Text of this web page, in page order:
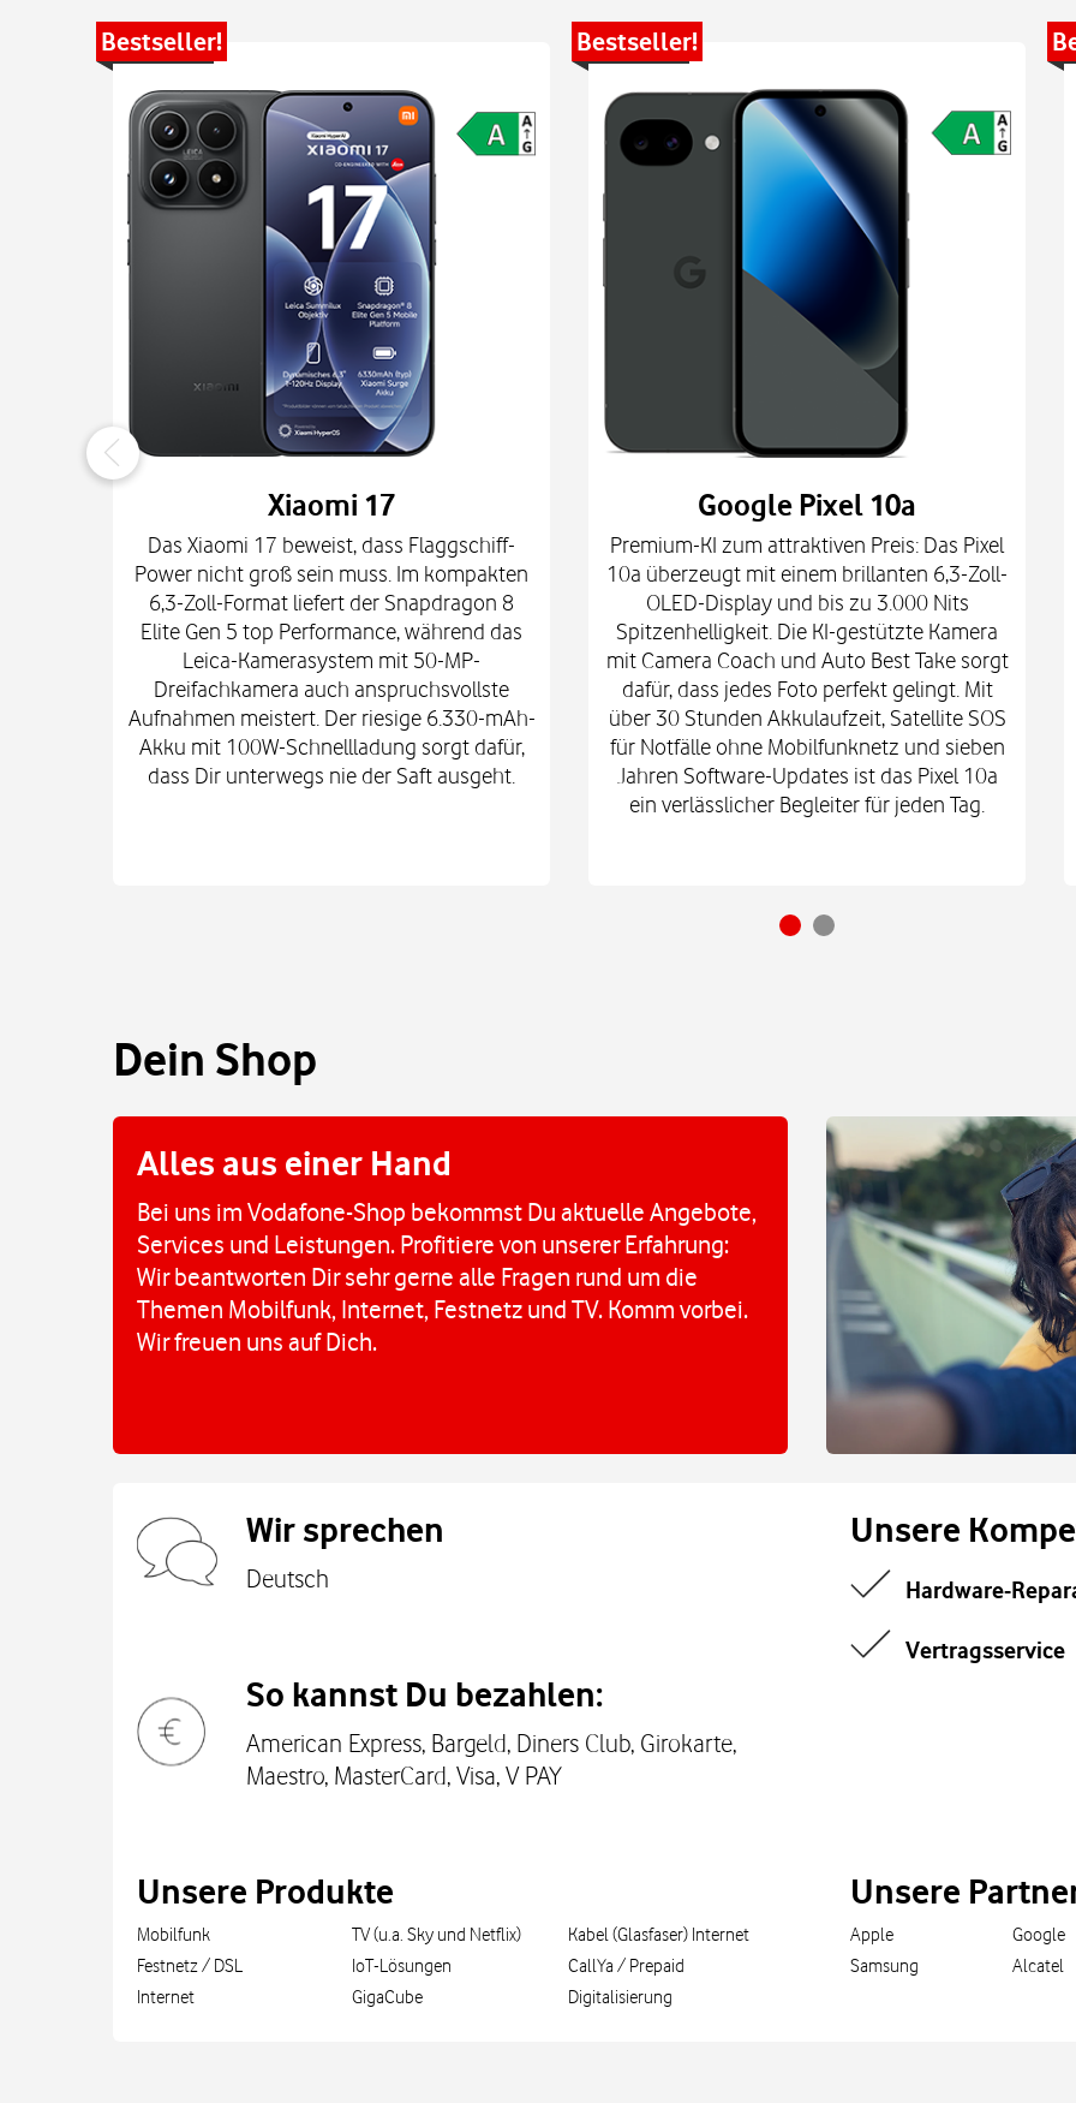
Bestseller!
Xiaomi 17
Das Xiaomi 17 beweist, dass Flaggschiff-
Power nicht groß sein muss. Im kompakten
6,3-Zoll-Format liefert der Snapdragon 8
Elite Gen 5 top Performance, während das
Leica-Kamerasystem mit 50-MP-
Dreifachkamera auch anspruchsvollste
Aufnahmen meistert. Der riesige 6.330-mAh-
Akku mit 100W-Schnellladung sorgt dafür,
dass Dir unterwegs nie der Saft ausgeht.
Bestseller!
Google Pixel 10a
Premium-KI zum attraktiven Preis: Das Pixel
10a überzeugt mit einem brillanten 6,3-Zoll-
OLED-Display und bis zu 3.000 Nits
Spitzenhelligkeit. Die KI-gestützte Kamera
mit Camera Coach und Auto Best Take sorgt
dafür, dass jedes Foto perfekt gelingt. Mit
über 30 Stunden Akkulaufzeit, Satellite SOS
für Notfälle ohne Mobilfunknetz und sieben
Jahren Software-Updates ist das Pixel 10a
ein verlässlicher Begleiter für jeden Tag.
Dein Shop
Alles aus einer Hand
Bei uns im Vodafone-Shop bekommst Du aktuelle Angebote,
Services und Leistungen. Profitiere von unserer Erfahrung:
Wir beantworten Dir sehr gerne alle Fragen rund um die
Themen Mobilfunk, Internet, Festnetz und TV. Komm vorbei.
Wir freuen uns auf Dich.
Wir sprechen
Deutsch
So kannst Du bezahlen:
American Express, Bargeld, Diners Club, Girokarte,
Maestro, MasterCard, Visa, V PAY
Unsere
Hardware-
Vertragsservice
Unsere Produkte
Mobilfunk
Festnetz / DSL
Internet
TV (u.a. Sky und Netflix)
IoT-Lösungen
GigaCube
Kabel (Glasfaser) Internet
CallYa / Prepaid
Digitalisierung
Unsere
Apple
Samsung
Google
Alcatel